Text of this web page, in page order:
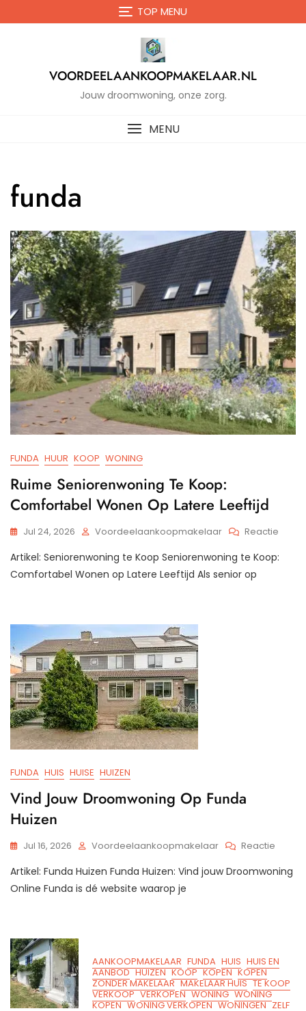
de
TOP MENU
VOORDEELAANKOOPMAKELAAR.NL
Jouw droomwoning, onze zorg.
MENU
funda
FUNDA HUUR KOOP WONING
Ruime Seniorenwoning Te Koop:
Comfortabel Wonen Op Latere Leeftijd
Jul 24, 2026 Voordeelaankoopmakelaar Reactie
Artikel: Seniorenwoning te Koop Seniorenwoning te Koop:
Comfortabel Wonen op Latere Leeftijd Als senior op
FUNDA HUIS HUISE HUIZEN
Vind Jouw Droomwoning Op Funda
Huizen
Jul 16, 2026 Voordeelaankoopmakelaar Reactie
Jouw
Artikel: Funda Huizen Funda Huizen: Vind jouw Droomwoning
Online Funda is dé website waarop je
AANKOOPMAKELAAR FUNDA HUIS HUIS EN
AANBOD HUIZEN KOOP KOPEN KOPEN
ZONDER MAKELAAR MAKELAAR HUIS TE KOOP
VERKOOP VERKOPEN WONING WONING
KOPEN WONING VERKOPEN WONINGEN ZELF